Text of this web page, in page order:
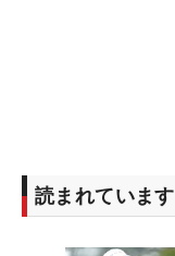
読まれています